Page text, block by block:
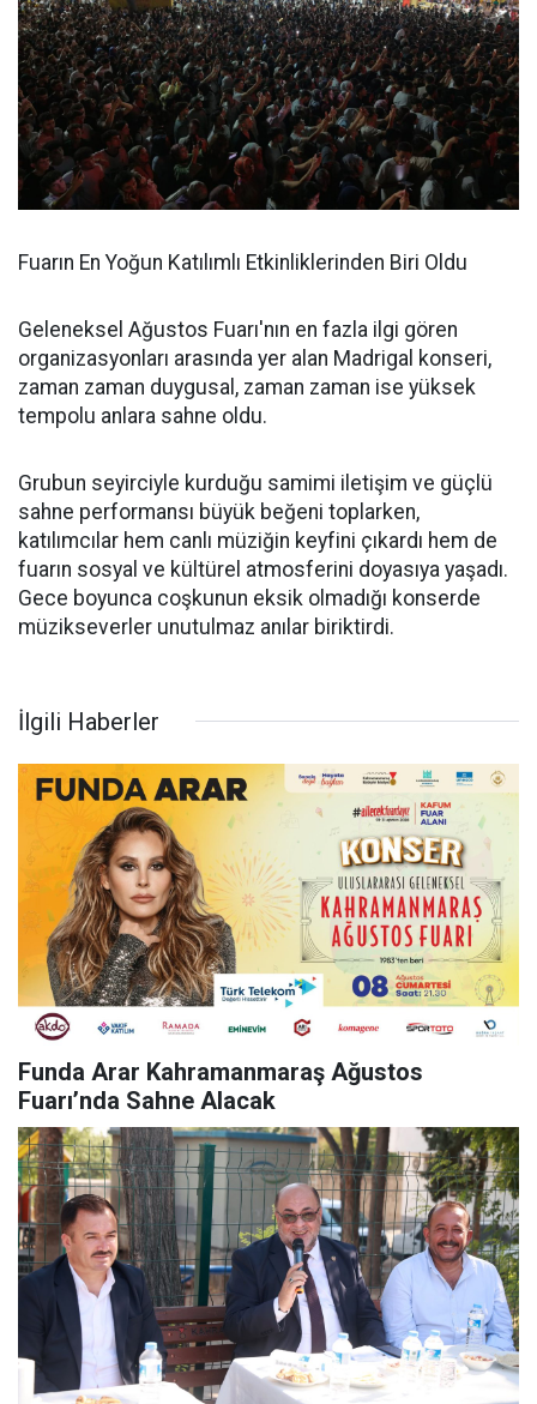
Fuarın En Yoğun Katılımlı Etkinliklerinden Biri Oldu
Geleneksel Ağustos Fuarı'nın en fazla ilgi gören
organizasyonları arasında yer alan Madrigal konseri,
zaman zaman duygusal, zaman zaman ise yüksek
tempolu anlara sahne oldu.
Grubun seyirciyle kurduğu samimi iletişim ve güçlü
sahne performansı büyük beğeni toplarken,
katılımcılar hem canlı müziğin keyfini çıkardı hem de
fuarın sosyal ve kültürel atmosferini doyasıya yaşadı.
Gece boyunca coşkunun eksik olmadığı konserde
müzikseverler unutulmaz anılar biriktirdi.
İlgili Haberler
Funda Arar Kahramanmaraş Ağustos
Fuarı’nda Sahne Alacak